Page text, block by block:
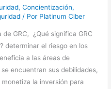
,Concientización,
/ Por Platinum Ciber
GRC, ¿Qué significa GRC
determinar el riesgo en los
a las áreas de
encuentran sus debilidades,
la inversión para